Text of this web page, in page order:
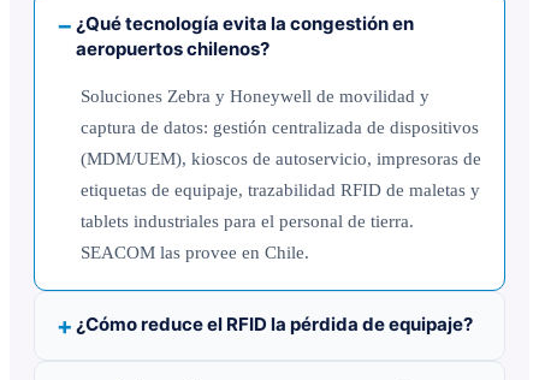
¿Qué tecnología evita la congestión en
aeropuertos chilenos?
Soluciones Zebra y Honeywell de movilidad y
captura de datos: gestión centralizada de dispositivos
(MDM/UEM), kioscos de autoservicio, impresoras de
etiquetas de equipaje, trazabilidad RFID de maletas y
tablets industriales para el personal de tierra.
SEACOM las provee en Chile.
¿Cómo reduce el RFID la pérdida de equipaje?